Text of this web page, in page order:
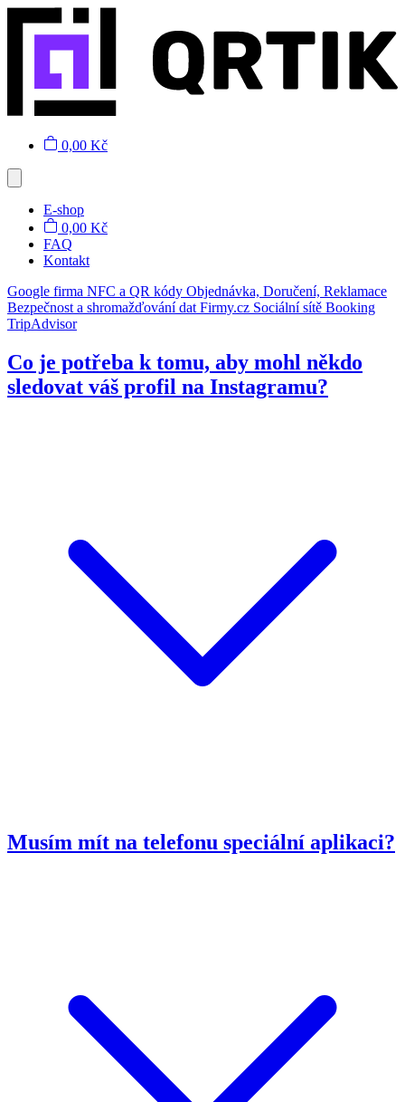
0,00 Kč
E-shop
0,00 Kč
FAQ
Kontakt
Google firma NFC a QR kódy Objednávka, Doručení, Reklamace
Bezpečnost a shromažďování dat Firmy.cz Sociální sítě Booking
TripAdvisor
Co je potřeba k tomu, aby mohl někdo
sledovat váš profil na Instagramu?
Musím mít na telefonu speciální aplikaci?